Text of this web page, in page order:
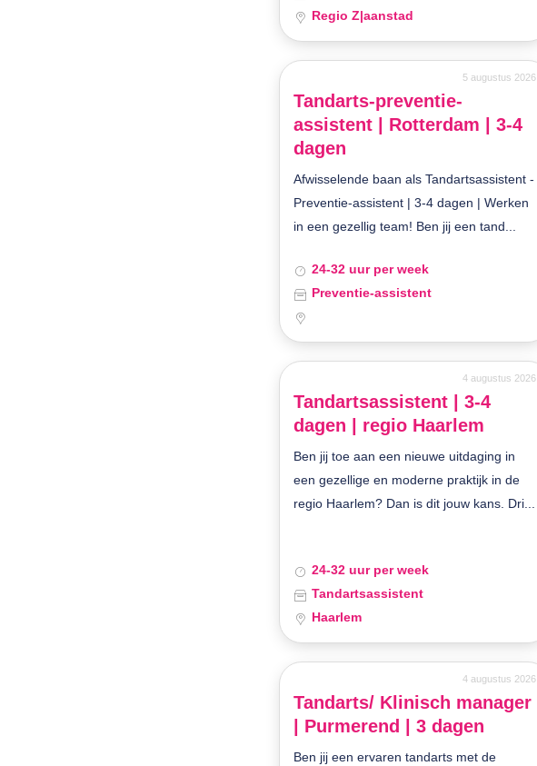
Regio Z|aanstad
5 augustus 2026
Tandarts-preventie-
assistent | Rotterdam | 3-4
dagen
Afwisselende baan als Tandartsassistent -
Preventie-assistent | 3-4 dagen | Werken
in een gezellig team! Ben jij een tand...
24-32 uur per week
Preventie-assistent
4 augustus 2026
Tandartsassistent | 3-4
dagen | regio Haarlem
Ben jij toe aan een nieuwe uitdaging in
een gezellige en moderne praktijk in de
regio Haarlem? Dan is dit jouw kans. Dri...
24-32 uur per week
Tandartsassistent
Haarlem
4 augustus 2026
Tandarts/ Klinisch manager
| Purmerend | 3 dagen
Ben jij een ervaren tandarts met de